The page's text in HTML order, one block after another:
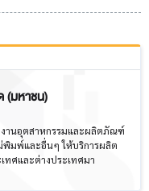
(มหาชน)
านอุตสาหกรรมและผลิตภัณฑ์
ศและต่างประเทศมา